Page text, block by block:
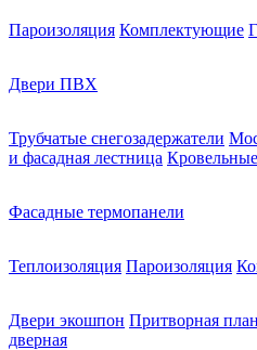
Пароизоляция Комплектующие
Двери ПВХ
Трубчатые снегозадержатели
и фасадная лестница
Фасадные термопанели
Теплоизоляция Пароизоляция
Двери экошпон Притворная
дверная